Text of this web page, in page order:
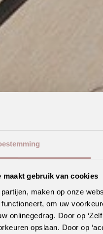
maakt gebruik van cookies
maken op onze
om uw
onlinegedrag. Door op
opslaan. Door op
bekleden met pvc: een